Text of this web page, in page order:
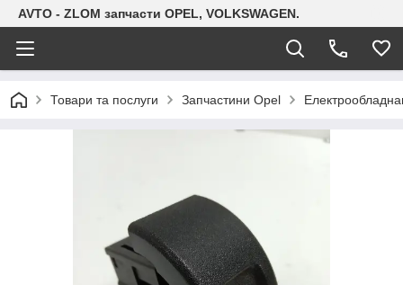
AVTO - ZLOM запчасти OPEL, VOLKSWAGEN.
Товари та послуги Запчастини Opel